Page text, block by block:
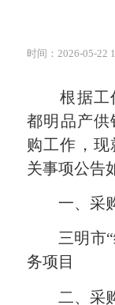
时间：2026-05-22
根据工作
都明 品产供
购工作，
关事项公告
一、采购
三明市“
务项目
二、采购